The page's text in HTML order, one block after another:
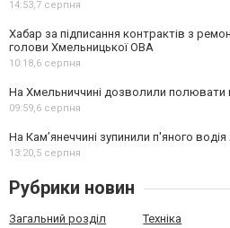
14:53,7 серпня
Хабар за підписання контрактів з
голови Хмельницької ОВА
10:18,6 серпня
На Хмельниччині дозволили полювати
09:59,6 серпня
На Камʼянеччині зупинили п'яного
13:20,5 серпня
Рубрики новин
Загальний розділ Техніка